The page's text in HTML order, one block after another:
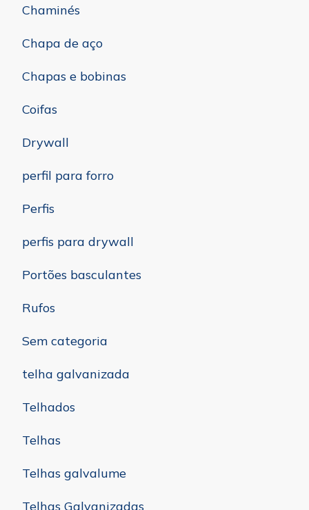
Chaminés
Chapa de aço
Chapas e bobinas
Coifas
Drywall
perfil para forro
Perfis
perfis para drywall
Portões basculantes
Rufos
Sem categoria
telha galvanizada
Telhados
Telhas
Telhas galvalume
Telhas Galvanizadas